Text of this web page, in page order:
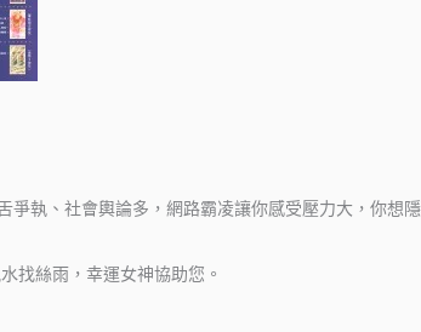
爭執、社會輿論多，網路霸凌讓你感受壓力大，你想
找絲雨，幸運女神協助您。